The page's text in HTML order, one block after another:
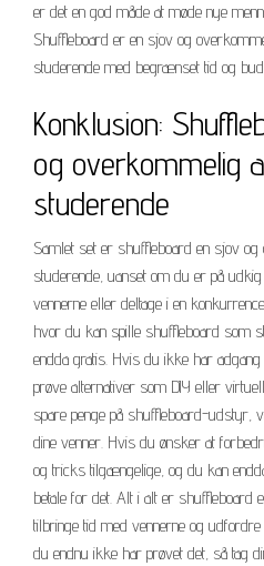
er det en god måde at møde nye
Shuffleboard er en sjov og
studerende med begrænset tid og
Konklusion:
og overkommelig
studerende
Samlet set er shuffleboard en sjov
studerende, uanset om du er på
vennerne eller deltage i en
hvor du kan spille shuffleboard som
endda gratis. Hvis du ikke har
prøve alternativer som DIY eller
spare penge på shuffleboard-udstyr,
dine venner. Hvis du ønsker at
og tricks tilgængelige, og du kan
betale for det. Alt i alt er shuffleboard
tilbringe tid med vennerne og
du endnu ikke har prøvet det, så tag